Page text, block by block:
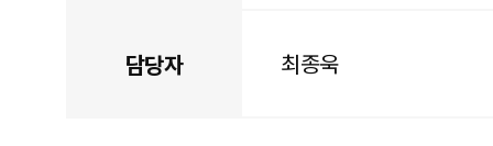
담당자 최종욱